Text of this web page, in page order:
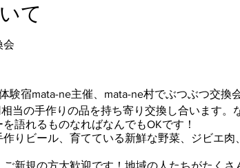
て
会
験宿mata-ne主催、mata-ne村でぶつぶつ交換
当の手作りの品を持ち寄り交換し合います。
語れるものなればなんでもOKです！
りビール、育てている新鮮な野菜、ジビエ
新規の方大歓迎です！地域の人たちがたく